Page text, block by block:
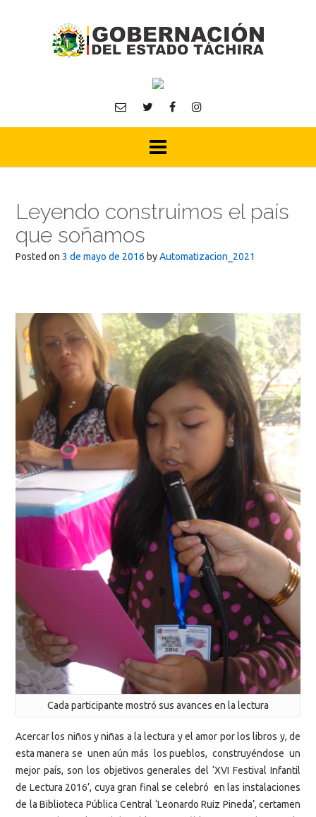
Leyendo construimos el país
que soñamos
Posted on 3 de mayo de 2016 byAutomatizacion_2021
Cada participante mostró sus avances en la lectura
Acercar los niños y niñas a la lectura y el amor por los libros y, de
esta manera se unen aún más los pueblos, construyéndose un
mejor país, son los objetivos generales del ‘XVI Festival Infantil
de Lectura 2016’, cuya gran final se celebró en las instalaciones
de la Biblioteca Pública Central ‘Leonardo Ruiz Pineda’, certamen